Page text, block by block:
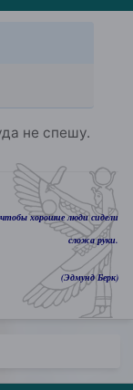
не спешу.
хорошие люди сидели
сложа руки.
(Эдмунд Берк)